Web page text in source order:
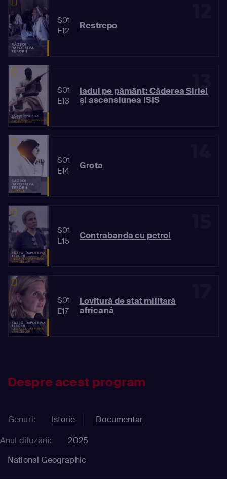
S01
E12
Restrepo
13
S01
E13
Iadul pe pământ: Căderea Siriei
și ascensiunea ISIS
S01
E14
Grota
S01
E15
Contrabanda cu petrol
S01
E17
Lovitură de stat militară
africană
Despre acest program
Genuri: Istorie
Documentar
Anul difuzării:
2025
National Geographic